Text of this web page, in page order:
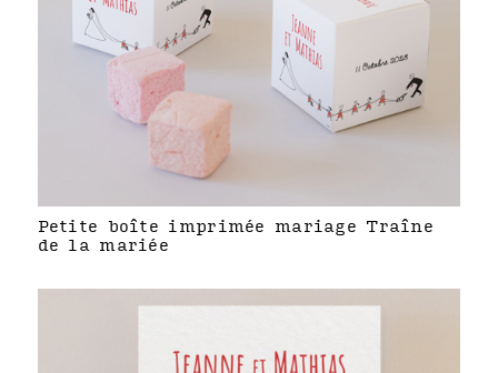
Petite boîte imprimée mariage Traîne
de la mariée